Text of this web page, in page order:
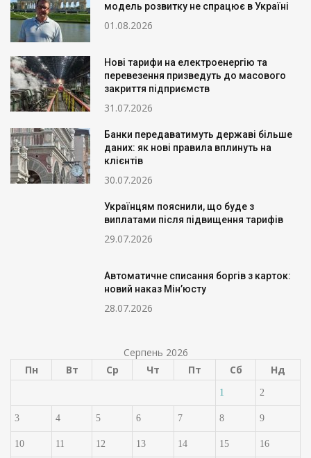
модель розвитку не спрацює в Україні
01.08.2026
Нові тарифи на електроенергію та
перевезення призведуть до масового
закриття підприємств
31.07.2026
Банки передаватимуть державі більше
даних: як нові правила вплинуть на
клієнтів
30.07.2026
Українцям пояснили, що буде з
виплатами після підвищення тарифів
29.07.2026
Автоматичне списання боргів з карток:
новий наказ Мін’юсту
28.07.2026
Серпень 2026
Пн
Вт Ср Чт Пт Сб Нд
1 2
3 4 5 6 7 8 9
10 11 12 13 14 15 16